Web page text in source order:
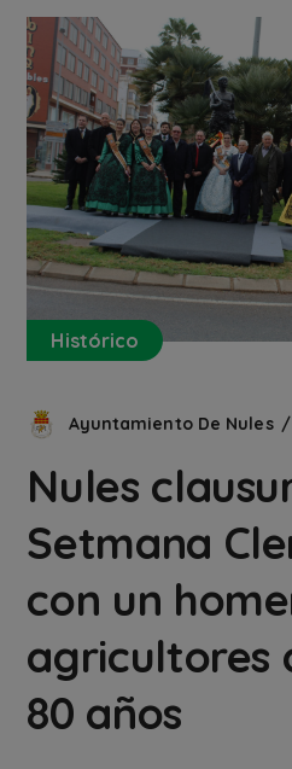
Histórico
Ayuntamiento De Nules
Nules
Setmana
con un
agricultores
80 años